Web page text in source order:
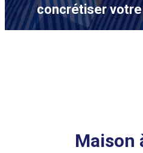
concrétiser
Maison